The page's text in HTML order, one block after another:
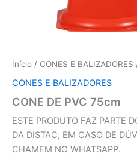
Início / CONES E BALIZADORES
CONES E BALIZADORES
CONE DE PVC 75cm
ESTE PRODUTO FAZ PARTE
DA DISTAC, EM CASO DE
CHAMEM NO WHATSAPP.